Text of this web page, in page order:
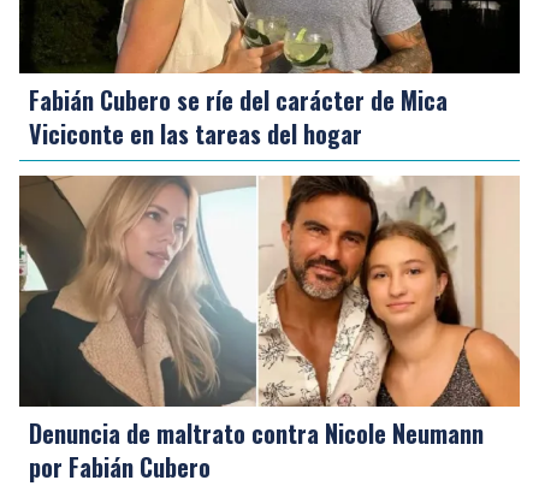
Fabián Cubero se ríe del carácter de Mica
Viciconte en las tareas del hogar
Denuncia de maltrato contra Nicole Neumann
por Fabián Cubero